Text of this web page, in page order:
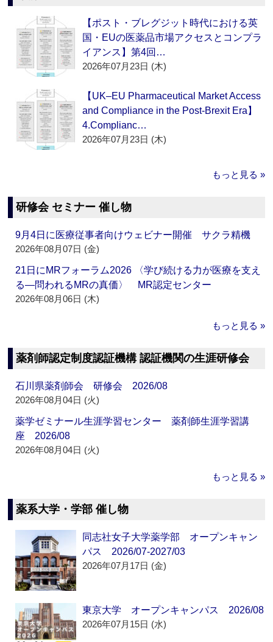
【ポスト・ブレグジット時代における英
国・EUの医薬品市場アクセスとコンプラ
イアンス】第4回…
2026年07月23日 (木)
【UK–EU Pharmaceutical Market Access
and Compliance in the Post-Brexit Era】
4.Complianc…
2026年07月23日 (木)
もっと見る »
研修会 セミナー 催し物
9月4日に医療従事者向けウェビナー開催 サクラ精機
2026年08月07日 (金)
21日にMRフォーラム2026 〈学び続ける力が医療を支え
る―問われるMRの真価〉 MR認定センター
2026年08月06日 (木)
もっと見る »
薬剤師認定制度認証機構 認証機関の生涯研修会
石川県薬剤師会 研修会 2026/08
2026年08月04日 (火)
薬学ゼミナール生涯学習センター 薬剤師生涯学習講
座 2026/08
2026年08月04日 (火)
もっと見る »
薬系大学・学部 催し物
同志社女子大学薬学部 オープンキャン
パス 2026/07-2027/03
2026年07月17日 (金)
東京大学 オープンキャンパス 2026/08
2026年07月15日 (水)